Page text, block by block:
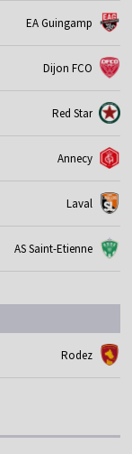
EA Guingamp
Dijon FCO
Red Star
Annecy
Laval
AS Saint-Etienne
Rodez